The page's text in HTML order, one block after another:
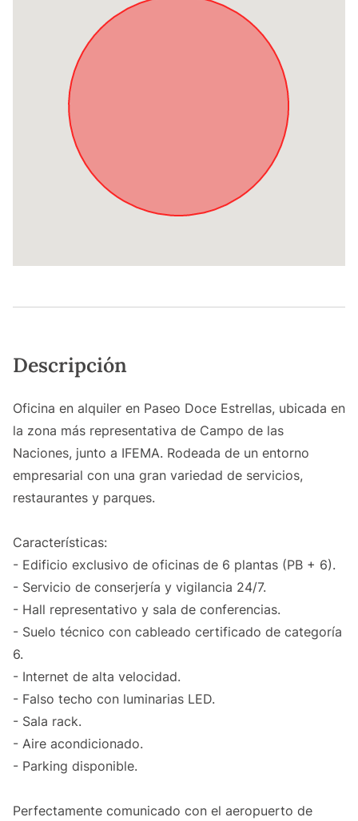
Descripción
Oficina en alquiler en Paseo Doce Estrellas, ubicada en
la zona más representativa de Campo de las
Naciones, junto a IFEMA. Rodeada de un entorno
empresarial con una gran variedad de servicios,
restaurantes y parques.
Características:
- Edificio exclusivo de oficinas de 6 plantas (PB + 6).
- Servicio de conserjería y vigilancia 24/7.
- Hall representativo y sala de conferencias.
- Suelo técnico con cableado certificado de categoría
6.
- Internet de alta velocidad.
- Falso techo con luminarias LED.
- Sala rack.
- Aire acondicionado.
- Parking disponible.
Perfectamente comunicado con el aeropuerto de